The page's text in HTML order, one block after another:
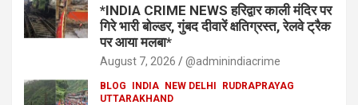
*INDIA CRIME NEWS हरिद्वार काली मंदिर पर
गिरे भारी बोल्डर, गुंबद दीवारें क्षतिग्रस्त, रेलवे ट्रैक
पर आया मलबा*
August 7, 2026 @adminindiacrime
BLOG INDIA NEW DELHI
RUDRAPRAYAG
UTTARAKHAND